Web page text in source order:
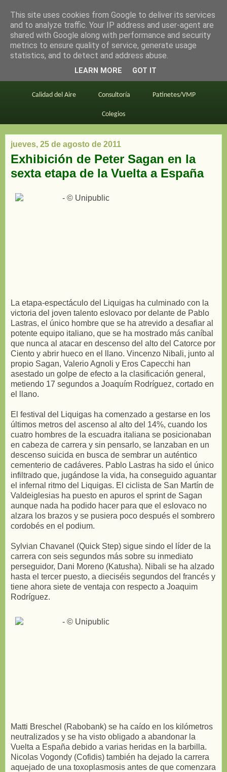
en bici por madrid
Este blog BiciMAD Primeros consejos
Calidad del Aire Consultoría Patinetes/VMP
Colegios
jueves, 25 de agosto de 2011
Exhibición de Peter Sagan en la
sexta etapa de la Vuelta a España
La etapa-espectáculo del Liquigas ha culminado con la
victoria del joven talento eslovaco por delante de Pablo
Lastras, el único hombre que se ha atrevido a desafiar al
potente equipo italiano, que se ha mostrado más caníbal
que nunca al atacar en descenso del alto del Catorce por
Ciento y abrir hueco en el llano. Vincenzo Nibali, junto al
propio Sagan, Valerio Agnoli y Eros Capecchi han
asestado un golpe de efecto a la clasificación general,
metiendo 17 segundos a Joaquím Rodríguez, cortado en
el llano.
El festival del Liquigas ha comenzado a gestarse en los
últimos metros del ascenso al alto del 14%, cuando los
cuatro hombres de la escuadra italiana se posicionaban
en cabeza de carrera y sin pensarlo, se lanzaban en un
descenso suicida en busca de sembrar un auténtico
cementerio de cadáveres. Pablo Lastras ha sido el único
infiltrado que, jugándose la vida, ha conseguido aguantar
el infernal ritmo del Liquigas. El ciclista de San Martín de
Valdeiglesias ha puesto en apuros el sprint de Sagan
aunque nada ha podido hacer para que el eslovaco no
alzara los brazos y se pusiera poco después el sombrero
cordobés en el podium.
Sylvian Chavanel (Quick Step) sigue sindo el líder de la
carrera con seis segundos más sobre su inmediato
perseguidor, Dani Moreno (Katusha). Nibali se ha alzado
hasta el tercer puesto, a dieciséis segundos del francés y
tiene ahora siete de ventaja con respecto a Joaquim
Rodríguez.
Matti Breschel (Rabobank) se ha caído en los kilómetros
neutralizados y se ha visto obligado a abandonar la
Vuelta a España debido a varias heridas en la barbilla.
Nicolas Vogondy (Cofidis) también ha dejado la carrera
aquejado de una toxoplasmosis antes de que comenzara
This site uses cookies from Google to deliver its services
and to analyze traffic. Your IP address and user-agent are
shared with Google along with performance and security
metrics to ensure quality of service, generate usage
statistics, and to detect and address abuse.
LEARN MORE GOT IT